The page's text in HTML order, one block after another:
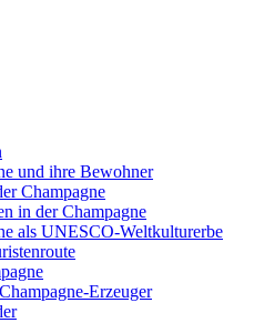
und ihre Bewohner
Champagne
in der Champagne
als UNESCO-Weltkulturerbe
Erzeuger